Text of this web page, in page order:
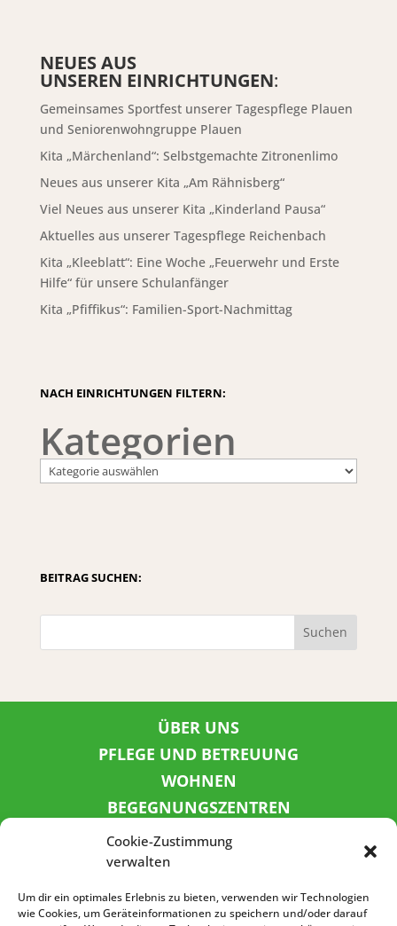
Cookie-Zustimmung
verwalten
Um dir ein optimales Erlebnis zu bieten, verwenden wir Technologien
wie Cookies, um Geräteinformationen zu speichern und/oder darauf
NEUES AUS
UNSEREN EINRICHTUNGEN:
Gemeinsames Sportfest unserer Tagespflege Plauen
und Seniorenwohngruppe Plauen
Kita „Märchenland“: Selbstgemachte Zitronenlimo
Neues aus unserer Kita „Am Rähnisberg“
Viel Neues aus unserer Kita „Kinderland Pausa“
Aktuelles aus unserer Tagespflege Reichenbach
Kita „Kleeblatt“: Eine Woche „Feuerwehr und Erste
Hilfe“ für unsere Schulanfänger
Kita „Pfiffikus“: Familien-Sport-Nachmittag
NACH EINRICHTUNGEN FILTERN:
Kategorien
BEITRAG SUCHEN:
Suchen
ÜBER UNS
PFLEGE UND BETREUUNG
WOHNEN
BEGEGNUNGSZENTREN
KINDER UND JUGEND
KONTAKT